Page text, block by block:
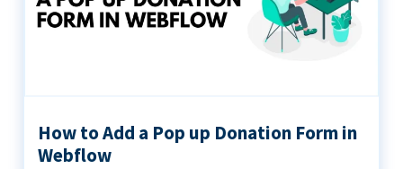
How to Add a Pop up Donation Form in
Webflow